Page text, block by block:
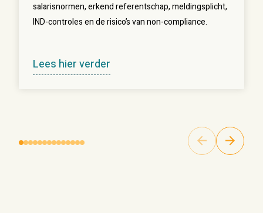
salarisnormen, erkend referentschap, meldingsplicht,
IND-controles en de risico’s van non-compliance.
Lees hier verder